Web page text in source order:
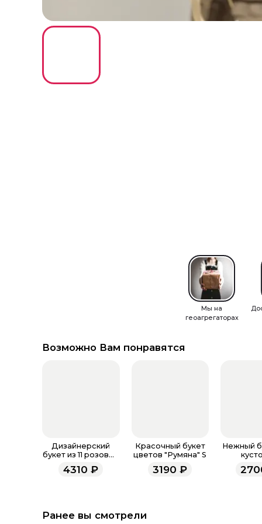
Мы на
геоагрегаторах
Возможно Вам понравятся
Дизайнерский
букет из 11 розовых
4310 ₽
Красочный букет
цветов "Румяна" S
3190 ₽
Нежный
Ранее вы смотрели